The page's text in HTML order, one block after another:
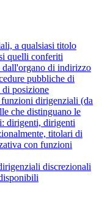
a qualsiasi titolo
quelli conferiti
dall'organo di indirizzo
pubbliche di
di posizione
dirigenziali (da
che distinguano le
dirigenti, dirigenti
titolari di
con funzioni
discrezionali